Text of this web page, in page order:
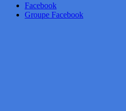
Facebook
Groupe Facebook